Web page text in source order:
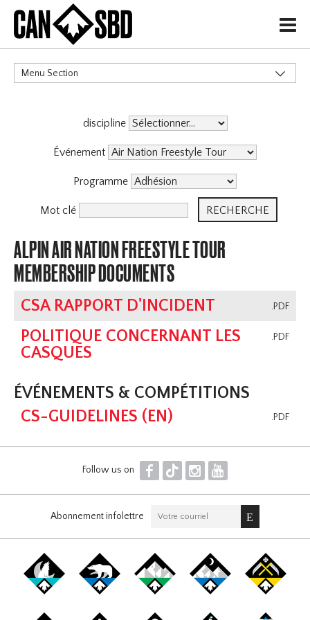
H
Menu Section
Événements & Compétitions
discipline
Événement
Programme
Mot clé
ALPIN AIR NATION FREESTYLE TOUR
MEMBERSHIP DOCUMENTS
.PDF
CSA RAPPORT D'INCIDENT
.PDF
POLITIQUE CONCERNANT LES
CASQUES
ÉVÉNEMENTS & COMPÉTITIONS
.PDF
CS-GUIDELINES (EN)
Follow us on F T I Y
Abonnement infolettre